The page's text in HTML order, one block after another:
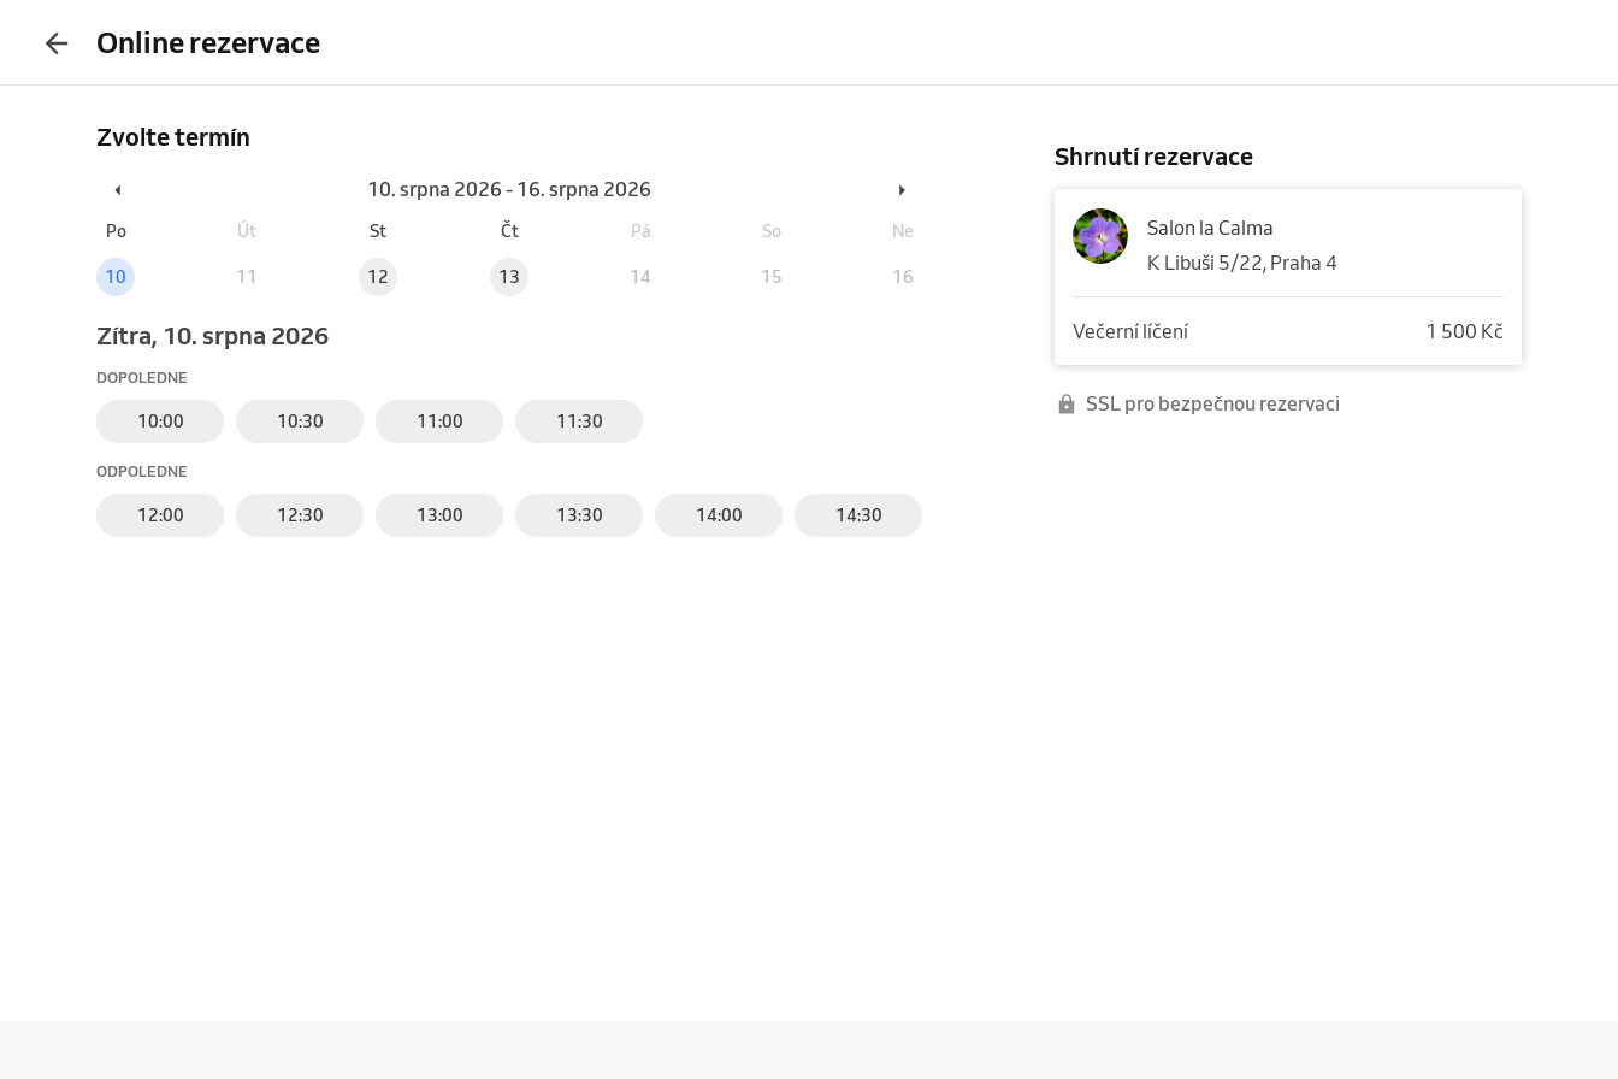
Online rezervace
Zvolte termín
10. srpna 2026 - 16. srpna 2026
Po Út St Čt Pá So Ne
10 11 12 13 14 15 16
Zítra, 10. srpna 2026
DOPOLEDNE
10:00 10:30 11:00 11:30
ODPOLEDNE
12:00 12:30 13:00 13:30 14:00 14:30
Shrnutí rezervace
Salon la Calma
K Libuši 5/22, Praha 4
Večerní líčení 1 500 Kč
SSL pro bezpečnou rezervaci